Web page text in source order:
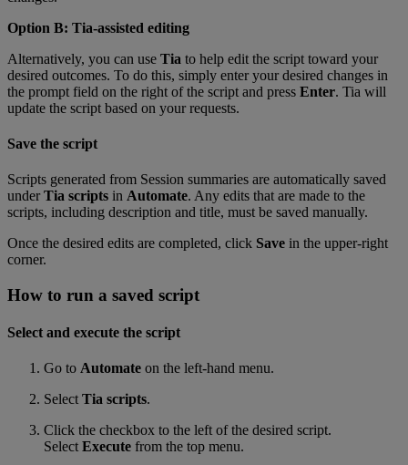
Option B: Tia‑assisted editing
Alternatively, you can use Tia to help edit the script toward your
desired outcomes. To do this, simply enter your desired changes in
the prompt field on the right of the script and press Enter. Tia will
update the script based on your requests.
Save the script
Scripts generated from Session summaries are automatically saved
underTia scripts in Automate. Any edits that are made to the
scripts, including description and title, must be saved manually.
Once the desired edits are completed, click Save in the upper-right
corner.
How to run a saved script
Select and execute the script
Go to Automate on the left-hand menu.
Select Tia scripts.
Click the checkbox to the left of the desired script.
Select Execute from the top menu.